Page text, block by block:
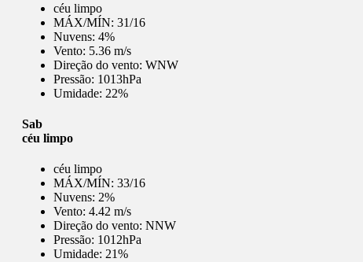
céu limpo
MÁX/MÍN: 31/16
Nuvens: 4%
Vento: 5.36 m/s
Direção do vento: WNW
Pressão: 1013hPa
Umidade: 22%
Sab
céu limpo
céu limpo
MÁX/MÍN: 33/16
Nuvens: 2%
Vento: 4.42 m/s
Direção do vento: NNW
Pressão: 1012hPa
Umidade: 21%